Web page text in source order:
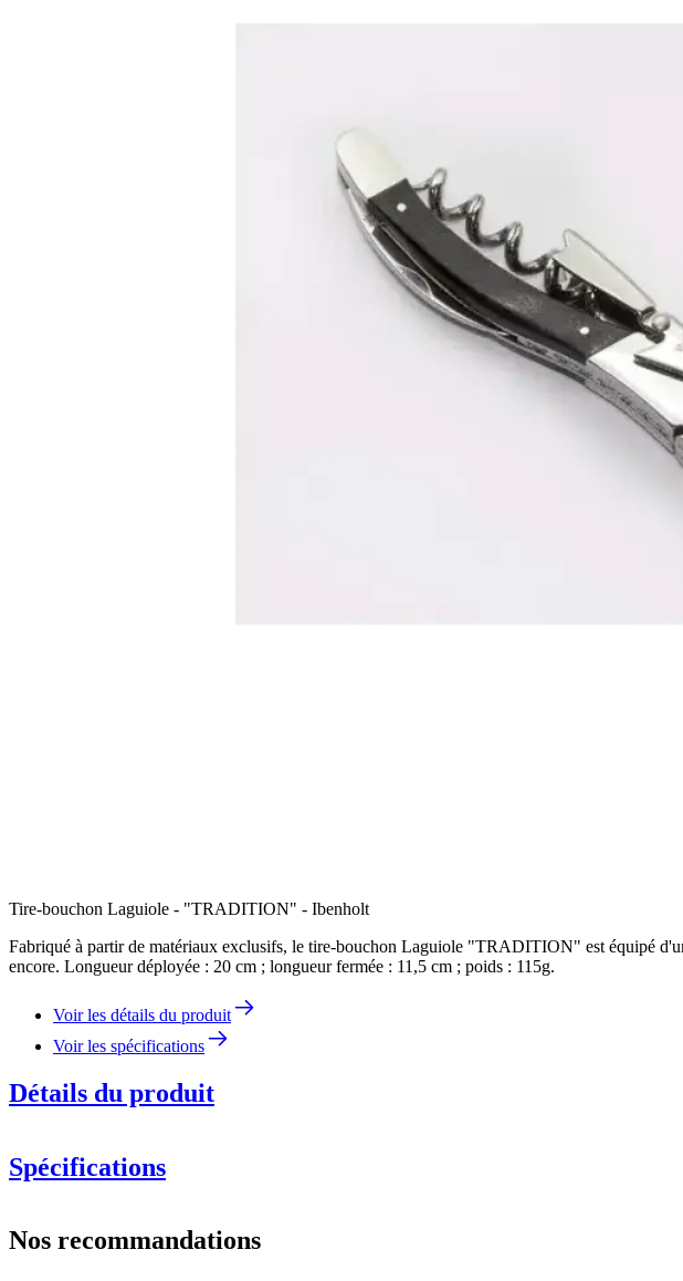
Tire-bouchon Laguiole - "TRADITION" - Ibenholt
Fabriqué à partir de matériaux exclusifs, le tire-bouchon Laguiole "TRADITION" est équipé
encore. Longueur déployée : 20 cm ; longueur fermée : 11,5 cm ; poids : 115g.
Voir les détails du produit
Voir les spécifications
Détails du produit
Spécifications
Numéro de produitLT7021SO-20
Nos recommandations